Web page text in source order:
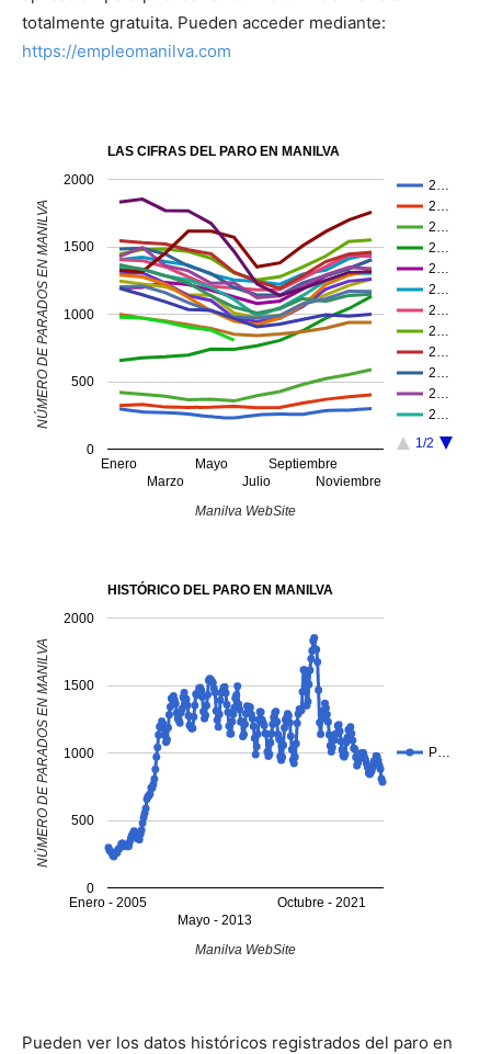
totalmente gratuita. Pueden acceder mediante:
https://empleomanilva.com
LAS CIFRAS DEL PARO EN MANILVA
2…
2…
2…
2…
2…
2…
2…
2…
2…
2…
2…
2…
1/2
Enero
Marzo
Mayo
Julio
Septiembre
Noviembre
0
500
1000
1500
2000
Manilva WebSite
NÚMERO DE PARADOS EN MANILVA
HISTÓRICO DEL PARO EN MANILVA
P…
Enero - 2005
Mayo - 2013
Octubre - 2021
0
500
1000
1500
2000
Manilva WebSite
NÚMERO DE PARADOS EN MANILVA
Pueden ver los datos históricos registrados del paro en